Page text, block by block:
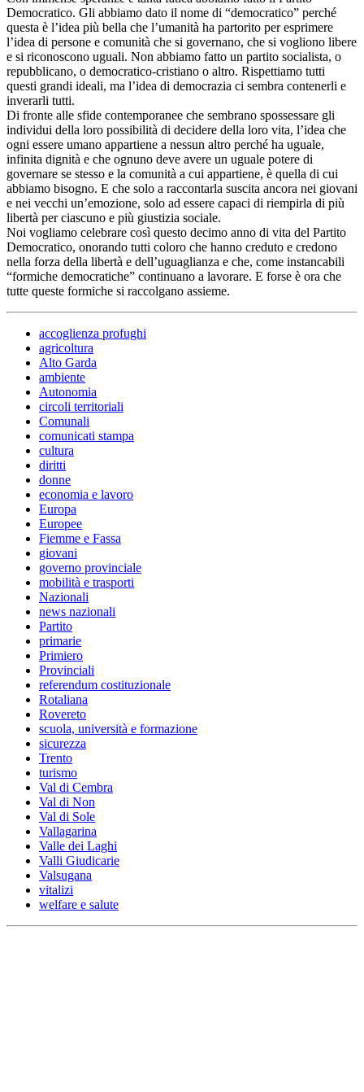
Democratico. Gli abbiamo dato il nome di “democratico” perché
questa è l’idea più bella che l’umanità ha partorito per esprimere
l’idea di persone e comunità che si governano, che si vogliono libere
e si riconoscono uguali. Non abbiamo fatto un partito socialista, o
repubblicano, o democratico-cristiano o altro. Rispettiamo tutti
questi grandi ideali, ma l’idea di democrazia ci sembra contenerli e
inverarli tutti.
Di fronte alle sfide contemporanee che sembrano spossessare gli
individui della loro possibilità di decidere della loro vita, l’idea che
ogni essere umano appartiene a nessun altro perché ha uguale,
infinita dignità e che ognuno deve avere un uguale potere di
governare se stesso e la comunità a cui appartiene, è quella di cui
abbiamo bisogno. E che solo a raccontarla suscita ancora nei giovani
e nei vecchi un’emozione, solo ad essere capaci di riempirla di più
libertà per ciascuno e più giustizia sociale.
Noi vogliamo celebrare così questo decimo anno di vita del Partito
Democratico, onorando tutti coloro che hanno creduto e credono
nella forza della libertà e dell’uguaglianza e che, come instancabili
“formiche democratiche” continuano a lavorare. E forse è ora che
tutte queste formiche si raccolgano assieme.
accoglienza profughi
agricoltura
Alto Garda
ambiente
Autonomia
circoli territoriali
Comunali
comunicati stampa
cultura
diritti
donne
economia e lavoro
Europa
Europee
Fiemme e Fassa
giovani
governo provinciale
mobilità e trasporti
Nazionali
news nazionali
Partito
primarie
Primiero
Provinciali
referendum costituzionale
Rotaliana
Rovereto
scuola, università e formazione
sicurezza
Trento
turismo
Val di Cembra
Val di Non
Val di Sole
Vallagarina
Valle dei Laghi
Valli Giudicarie
Valsugana
vitalizi
welfare e salute